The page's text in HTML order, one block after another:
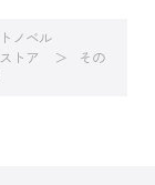
ノベル
トア
その